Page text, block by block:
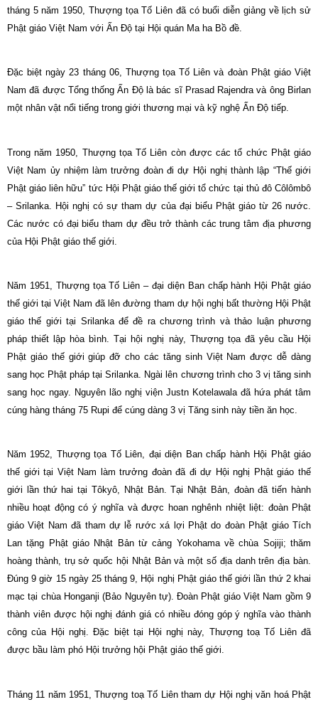
tháng 5 năm 1950, Thượng tọa Tố Liên đã có buổi diễn giảng về lịch sử
Phật giáo Việt Nam với Ấn Độ tại Hội quán Ma ha Bồ đề.
Đặc biệt ngày 23 tháng 06, Thượng tọa Tố Liên và đoàn Phật giáo Việt
Nam đã được Tổng thống Ấn Độ là bác sĩ Prasad Rajendra và ông Birlan
một nhân vật nổi tiếng trong giới thương mại và kỹ nghệ Ấn Độ tiếp.
Trong năm 1950, Thượng tọa Tố Liên còn được các tổ chức Phật giáo
Việt Nam ủy nhiệm làm trưởng đoàn đi dự Hội nghị thành lập “Thế giới
Phật giáo liên hữu” tức Hội Phật giáo thế giới tổ chức tại thủ đô Côlômbô
– Srilanka. Hội nghị có sự tham dự của đại biểu Phật giáo từ 26 nước.
Các nước có đại biểu tham dự đều trở thành các trung tâm địa phương
của Hội Phật giáo thế giới.
Năm 1951, Thượng tọa Tố Liên – đại diện Ban chấp hành Hội Phật giáo
thế giới tại Việt Nam đã lên đường tham dự hội nghị bất thường Hội Phật
giáo thế giới tại Srilanka để đề ra chương trình và thảo luận phương
pháp thiết lập hòa bình. Tại hội nghị này, Thượng tọa đã yêu cầu Hội
Phật giáo thế giới giúp đỡ cho các tăng sinh Việt Nam được dễ dàng
sang học Phật pháp tại Srilanka. Ngài lên chương trình cho 3 vị tăng sinh
sang học ngay. Nguyên lão nghị viện Justn Kotelawala đã hứa phát tâm
cúng hàng tháng 75 Rupi để cúng dàng 3 vị Tăng sinh này tiền ăn học.
Năm 1952, Thượng tọa Tố Liên, đại diện Ban chấp hành Hội Phật giáo
thế giới tại Việt Nam làm trưởng đoàn đã đi dự Hội nghị Phật giáo thế
giới lần thứ hai tại Tôkyô, Nhật Bản. Tại Nhật Bản, đoàn đã tiến hành
nhiều hoạt động có ý nghĩa và được hoan nghênh nhiệt liệt: đoàn Phật
giáo Việt Nam đã tham dự lễ rước xá lợi Phật do đoàn Phật giáo Tích
Lan tặng Phật giáo Nhật Bản từ cảng Yokohama về chùa Sojiji; thăm
hoàng thành, trụ sở quốc hội Nhật Bản và một số địa danh trên địa bàn.
Đúng 9 giờ 15 ngày 25 tháng 9, Hội nghị Phật giáo thế giới lần thứ 2 khai
mạc tại chùa Honganji (Bảo Nguyên tự). Đoàn Phật giáo Việt Nam gồm 9
thành viên được hội nghị đánh giá có nhiều đóng góp ý nghĩa vào thành
công của Hội nghị. Đặc biệt tại Hội nghị này, Thượng toạ Tố Liên đã
được bầu làm phó Hội trưởng hội Phật giáo thế giới.
Tháng 11 năm 1951, Thượng toạ Tố Liên tham dự Hội nghị văn hoá Phật